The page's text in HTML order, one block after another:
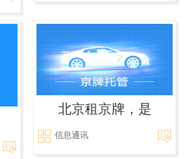
北京租京牌，是
信息通讯